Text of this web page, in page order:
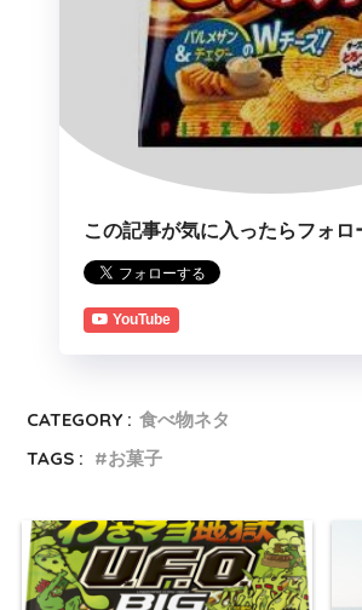
この記事が気に入ったらフォロ
YouTube
CATEGORY : 食べ物ネタ
TAGS :
お菓子